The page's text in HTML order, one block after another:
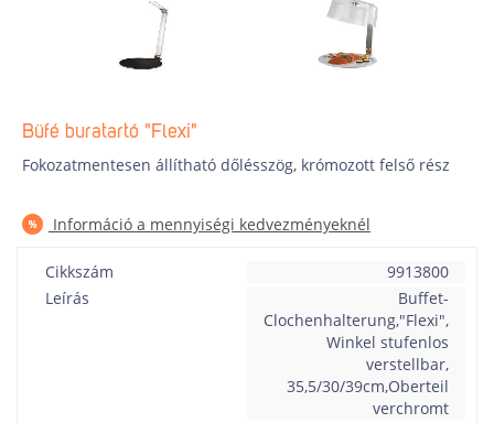
Büfé buratartó "Flexi"
Fokozatmentesen állítható dőlésszög, krómozott felső rész
Információ a mennyiségi kedvezményeknél
Cikkszám
9913800
Leírás
Buffet-
Clochenhalterung,"Flexi",
Winkel stufenlos
verstellbar,
35,5/30/39cm,Oberteil
verchromt